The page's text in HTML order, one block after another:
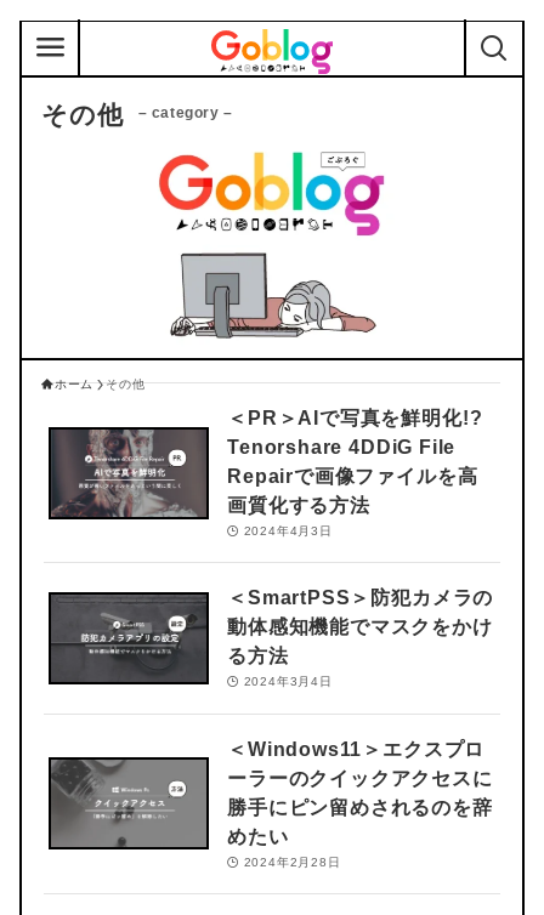
その他 – category –
ホーム その他
＜PR＞ AIで写真を鮮明化!?
Tenorshare 4DDiG File
Repairで画像ファイルを高
画質化する方法
2024年4月3日
＜SmartPSS＞ 防犯カメラの
動体感知機能でマスクをかけ
る方法
2024年3月4日
＜Windows11＞ エクスプロ
ーラーのクイックアクセスに
勝手にピン留めされるのを辞
めたい
2024年2月28日